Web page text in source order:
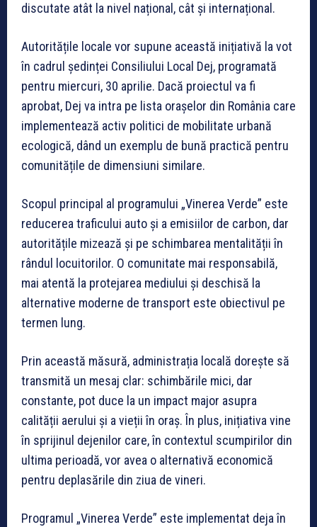
discutate atât la nivel național, cât și internațional.
Autoritățile locale vor supune această inițiativă la vot
în cadrul ședinței Consiliului Local Dej, programată
pentru miercuri, 30 aprilie. Dacă proiectul va fi
aprobat, Dej va intra pe lista orașelor din România care
implementează activ politici de mobilitate urbană
ecologică, dând un exemplu de bună practică pentru
comunitățile de dimensiuni similare.
Scopul principal al programului „Vinerea Verde” este
reducerea traficului auto și a emisiilor de carbon, dar
autoritățile mizează și pe schimbarea mentalității în
rândul locuitorilor. O comunitate mai responsabilă,
mai atentă la protejarea mediului și deschisă la
alternative moderne de transport este obiectivul pe
termen lung.
Prin această măsură, administrația locală dorește să
transmită un mesaj clar: schimbările mici, dar
constante, pot duce la un impact major asupra
calității aerului și a vieții în oraș. În plus, inițiativa vine
în sprijinul dejenilor care, în contextul scumpirilor din
ultima perioadă, vor avea o alternativă economică
pentru deplasările din ziua de vineri.
Programul „Vinerea Verde” este implementat deja în